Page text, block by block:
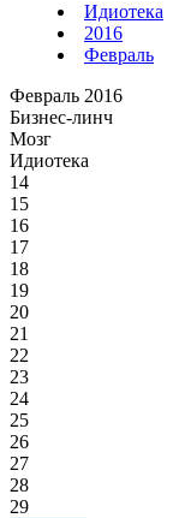
Идиотека
2016
Февраль
Февраль 2016
Бизнес-линч
Мозг
Идиотека
14
15
16
17
18
19
20
21
22
23
24
25
26
27
28
29